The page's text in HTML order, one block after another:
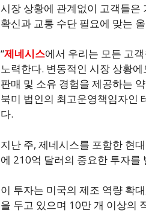
시장 상황에 관계없이 고객들은
확신과 교통 수단 필요에 맞는
“제네시스에서 우리는 모든 고객
노력한다. 변동적인 시장 상황
판매 및 소유 경험을 제공하는
북미 법인의 최고운영책임자인
다.
지난 주, 제네시스를 포함한 현
에 210억 달러의 중요한 투자를
이 투자는 미국의 제조 역량 확
을 두고 있으며 10만 개 이상의